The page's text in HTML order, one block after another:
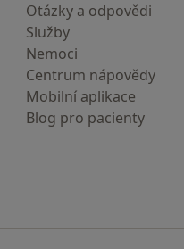
Otázky a odpovědi
Služby
Nemoci
Centrum nápovědy
Mobilní aplikace
Blog pro pacienty